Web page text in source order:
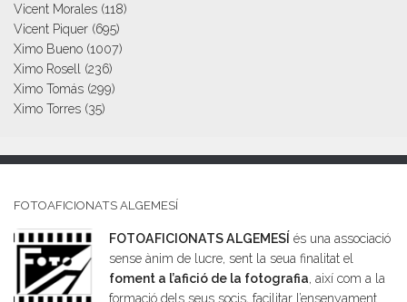
Vicent Morales (118)
Vicent Piquer (695)
Ximo Bueno (1007)
Ximo Rosell
(236)
Ximo Tomás (299)
Ximo Torres (35)
FOTOAFICIONATS ALGEMESÍ
FOTOAFICIONATS ALGEMESÍ és una associació
sense ànim de lucre, sent la seua finalitat el
foment a l’afició de la fotografia, així com a la
formació dels seus socis, facilitar l’ensenyament